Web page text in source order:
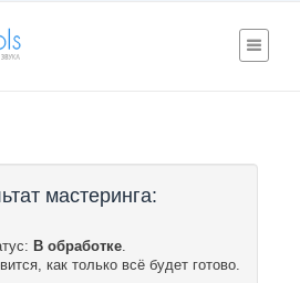
мастеринга:
В обработке.
как только всё будет готово.